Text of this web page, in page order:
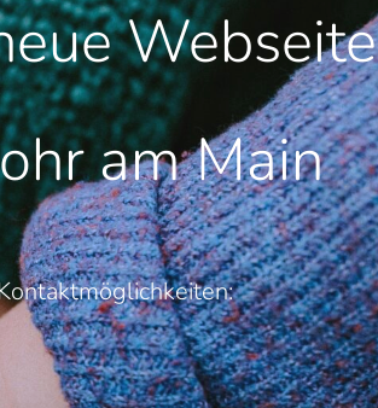
Webseite
am Main